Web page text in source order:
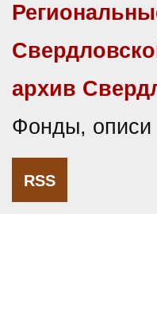
архив
Фонды,
RSS